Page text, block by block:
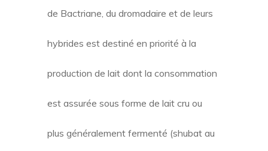
de Bactriane, du dromadaire et de leurs
hybrides est destiné en priorité à la
production de lait dont la consommation
est assurée sous forme de lait cru ou
plus généralement fermenté (shubat au